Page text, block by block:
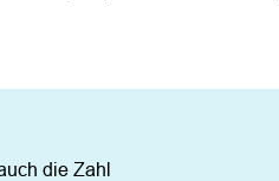
die Zahl